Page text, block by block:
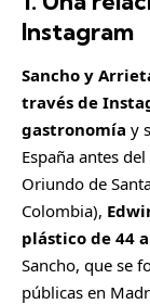
p
a
r
t
i
r
Instagram
Sancho y
través de
gastronomía y
España antes
Oriundo de
Colombia),
plástico de 44
Sancho, que se
públicas en